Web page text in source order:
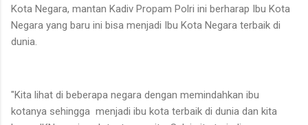
Kota Negara, mantan Kadiv Propam Polri ini berharap Ibu Kota
Negara yang baru ini bisa menjadi Ibu Kota Negara terbaik di
dunia.
"Kita lihat di beberapa negara dengan memindahkan ibu
kotanya sehingga menjadi ibu kota terbaik di dunia dan kita